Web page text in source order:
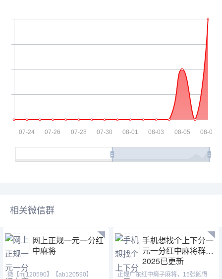
相关微信群
网上正规一元一分红
中麻将
微【mj120590】【ab120590】
手机想找个上下分一
元一分红中麻将群
2025已更新
正规广东红中癞子麻将，15张跑得